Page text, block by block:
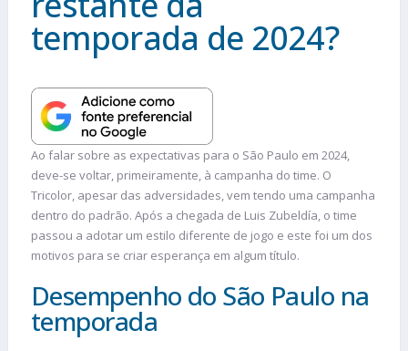
temporada de 2024?
Ao falar sobre as expectativas para o São Paulo em 2024,
deve-se voltar, primeiramente, à campanha do time. O
Tricolor, apesar das adversidades, vem tendo uma campanha
dentro do padrão. Após a chegada de Luis Zubeldía, o time
passou a adotar um estilo diferente de jogo e este foi um dos
motivos para se criar esperança em algum título.
Desempenho do São Paulo na
temporada